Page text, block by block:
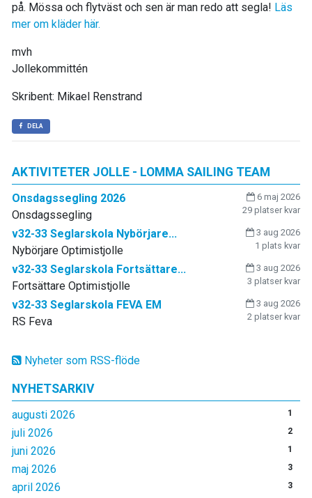
Nyheter som RSS-flöde
NYHETSARKIV
augusti 2026 1
juli 2026 2
juni 2026 1
maj 2026 3
april 2026 3
på. Mössa och flytväst och sen är man redo att segla! Läs
mer om kläder här.
mvh
Jollekommittén
Skribent: Mikael Renstrand
DELA
AKTIVITETER JOLLE - LOMMA SAILING TEAM
Onsdagssegling 2026
6 maj 2026
29 platser kvar
Onsdagssegling
v32-33 Seglarskola Nybörjare...
3 aug 2026
1 plats kvar
Nybörjare Optimistjolle
v32-33 Seglarskola Fortsättare...
3 aug 2026
3 platser kvar
Fortsättare Optimistjolle
v32-33 Seglarskola FEVA EM
3 aug 2026
2 platser kvar
RS Feva